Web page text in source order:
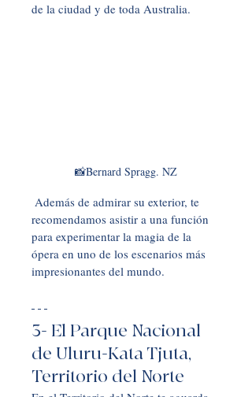
de la ciudad y de toda Australia.
📸Bernard Spragg. NZ
recomendamos asistir a una función
para experimentar la magia de la
ópera en uno de los escenarios más
impresionantes del mundo.
3- El Parque Nacional
de Uluru-Kata Tjuta,
Territorio del Norte